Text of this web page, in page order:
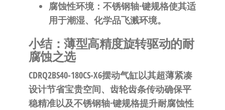
腐蚀性环境：不锈钢轴·键规格使其适
用于潮湿、化学品飞溅环境。
小结：薄型高精度旋转驱动的耐
腐蚀之选
CDRQ2BS40-180CS-X6摆动气缸以其超薄紧凑
设计节省宝贵空间、 齿轮齿条传动确保平
稳精准以及不锈钢轴·键规格提升耐腐蚀性